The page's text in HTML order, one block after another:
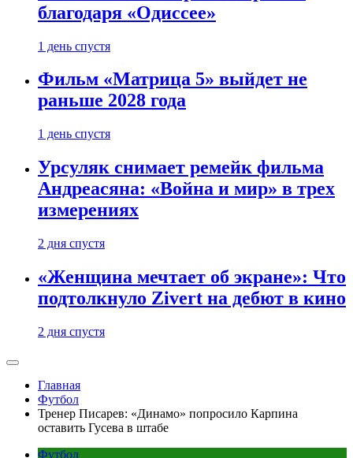
благодаря «Одиссее»
1 день спустя
Фильм «Матрица 5» выйдет не
раньше 2028 года
1 день спустя
Урсуляк снимает ремейк фильма
Андреасяна: «Война и мир» в трех
измерениях
2 дня спустя
«Женщина мечтает об экране»: Что
подтолкнуло Zivert на дебют в кино
2 дня спустя
Главная
Футбол
Тренер Писарев: «Динамо» попросило Карпина
оставить Гусева в штабе
Футбол